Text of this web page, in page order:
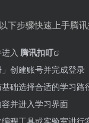
下步骤快速上手腾讯
入 腾讯扣叮
」创建账号并完成登录
础选择合适的学习路
并进入学习界面